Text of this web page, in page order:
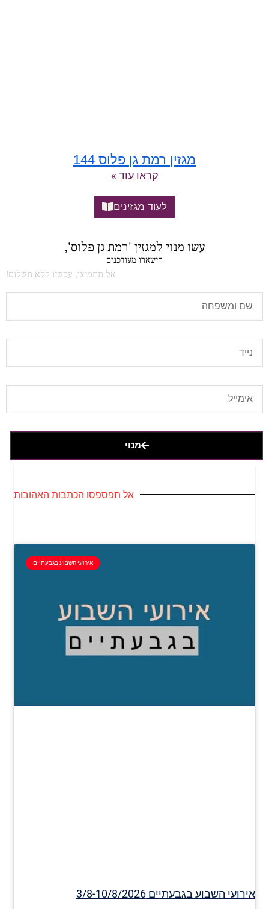
מגזין רמת גן פלוס 144
קראו עוד »
לעוד מגזינים
עשו מנוי למגזין 'רמת גן פלוס',
הישארו מעודכנים
אל תחמיצו, עכשיו ללא תשלום!
מנוי
אל תפספסו הכתבות האהובות
אירועי השבוע בגבעתיים
אירועי השבוע בגבעתיים 3/8-10/8/2026